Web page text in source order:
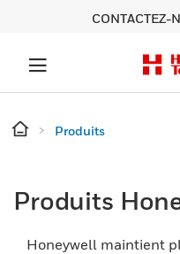
CONTACTEZ-
Produits
Produits
Honeywell maintient